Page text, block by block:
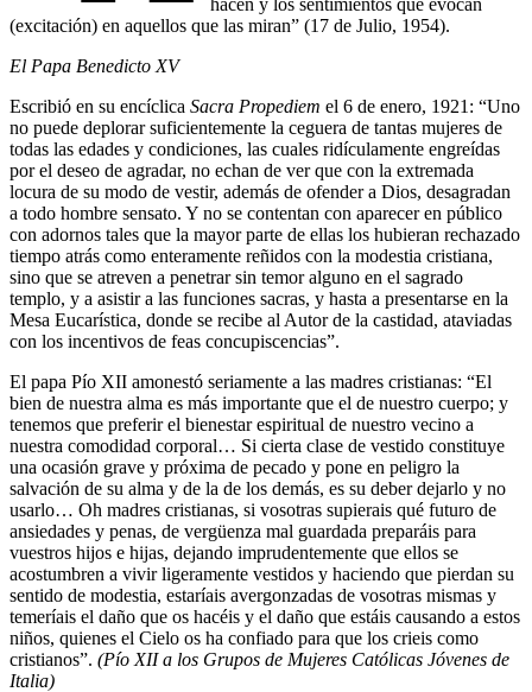
(excitación) en aquellos que las miran” (17 de Julio, 1954).
El Papa Benedicto XV
Escribió en su encíclica Sacra Propediem el 6 de enero, 1921: “Uno
no puede deplorar suficientemente la ceguera de tantas mujeres de
todas las edades y condiciones, las cuales ridículamente engreídas
por el deseo de agradar, no echan de ver que con la extremada
locura de su modo de vestir, además de ofender a Dios, desagradan
a todo hombre sensato. Y no se contentan con aparecer en público
con adornos tales que la mayor parte de ellas los hubieran rechazado
tiempo atrás como enteramente reñidos con la modestia cristiana,
sino que se atreven a penetrar sin temor alguno en el sagrado
templo, y a asistir a las funciones sacras, y hasta a presentarse en la
Mesa Eucarística, donde se recibe al Autor de la castidad, ataviadas
con los incentivos de feas concupiscencias”.
El papa Pío XII amonestó seriamente a las madres cristianas: “El
bien de nuestra alma es más importante que el de nuestro cuerpo; y
tenemos que preferir el bienestar espiritual de nuestro vecino a
nuestra comodidad corporal… Si cierta clase de vestido constituye
una ocasión grave y próxima de pecado y pone en peligro la
salvación de su alma y de la de los demás, es su deber dejarlo y no
usarlo… Oh madres cristianas, si vosotras supierais qué futuro de
ansiedades y penas, de vergüenza mal guardada preparáis para
vuestros hijos e hijas, dejando imprudentemente que ellos se
acostumbren a vivir ligeramente vestidos y haciendo que pierdan su
sentido de modestia, estaríais avergonzadas de vosotras mismas y
temeríais el daño que os hacéis y el daño que estáis causando a estos
niños, quienes el Cielo os ha confiado para que los crieis como
cristianos”. (Pío XII a los Grupos de Mujeres Católicas Jóvenes de
Italia)